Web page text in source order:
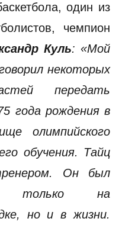
один из
чемпион
Куль: «Мой
некоторых
передать
года рождения в
олимпийского
обучения. Тайц
Он был
только на
но и в жизни.